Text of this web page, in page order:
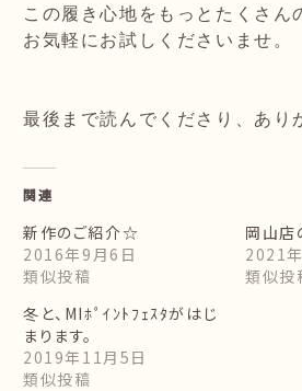
この履き心地をもっとたくさ
お気軽にお試しくださいませ。
関連
新作のご紹介☆
2016年9月6日
類似投稿
岡山店
2021
類似投
冬と、MIﾎﾟｲﾝﾄﾌｪｽﾀがはじ
まります。
2019年11月5日
類似投稿